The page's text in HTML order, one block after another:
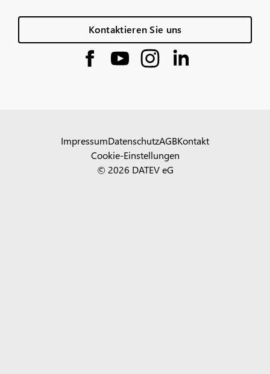
Kontaktieren Sie uns
© 2026 DATEV eG
ImpressumDatenschutzAGBKontakt
Cookie-Einstellungen